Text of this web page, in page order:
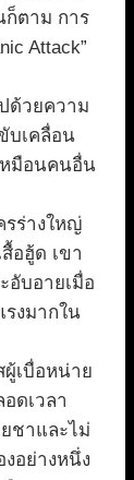
ก็ตาม การ
Attack”
ด้วยความ
บเคลื่อน
หมือนคนอื่น
รร่างใหญ่
อฮู้ด เขา
อับอายเมื่อ
รงมากใน
เบื่อหน่าย
ดเวลา
ชาและไม่
อย่างหนึ่ง